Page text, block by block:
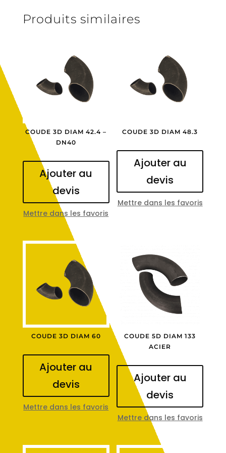
Produits similaires
COUDE 3D DIAM 42.4 –
DN40
Ajouter au
devis
Mettre dans les favoris
COUDE 3D DIAM 48.3
Ajouter au
devis
Mettre dans les favoris
COUDE 3D DIAM 60
Ajouter au
devis
Mettre dans les favoris
COUDE 5D DIAM 133
ACIER
Ajouter au
devis
Mettre dans les favoris